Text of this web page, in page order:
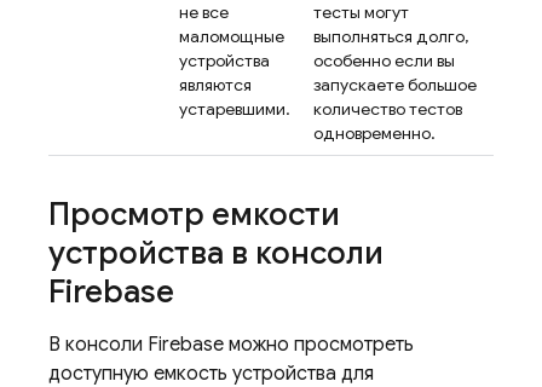
не все
маломощные
устройства
являются
устаревшими.
тесты могут
выполняться долго,
особенно если вы
запускаете большое
количество тестов
одновременно.
Просмотр емкости
устройства в консоли
Firebase
В консоли Firebase можно просмотреть
доступную емкость устройства для